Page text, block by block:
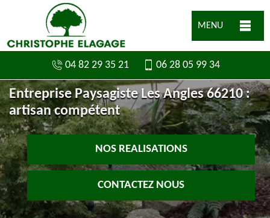
MENU
04 82 29 35 21 06 28 05 99 34
Entreprise Paysagiste Les Angles 66210 :
artisan compétent
NOS REALISATIONS
CONTACTEZ NOUS